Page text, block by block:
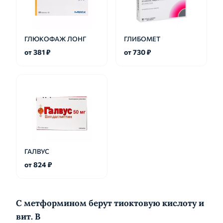
ГЛЮКОФАЖ ЛОНГ
от 381 ₽
ГЛИБОМЕТ
от 730 ₽
ГАЛВУС
от 824 ₽
С метформином берут тиоктовую кислоту и
вит. B